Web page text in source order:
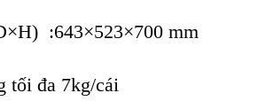
:643×523×700 mm
tối đa 7kg/cái